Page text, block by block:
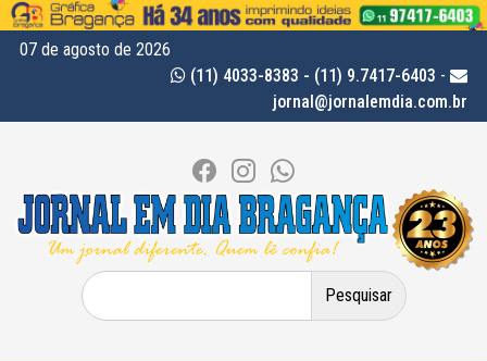
07 de agosto de 2026
(11) 4033-8383 - (11) 9.7417-6403 -
jornal@jornalemdia.com.br
Pesquisar
por: